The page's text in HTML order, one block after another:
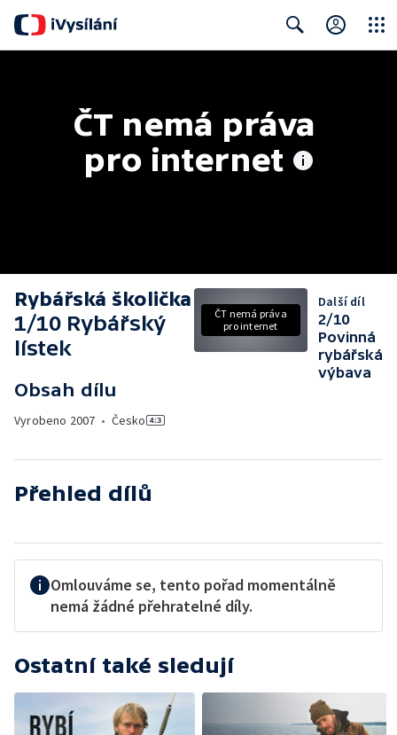
ČT nemá práva
pro internet
Rybářská školička
1/10 Rybářský
lístek
Obsah dílu
Vyrobeno 2007 • Česko
ČT nemá práva
pro internet
Další díl
2/10
Povinná
rybářská
výbava
Přehled dílů
Omlouváme se, tento pořad momentálně
nemá žádné přehratelné díly.
Ostatní také sledují